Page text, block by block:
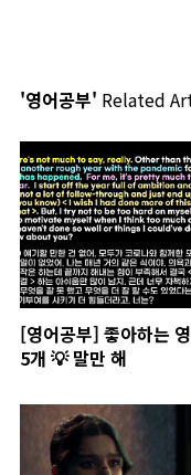
'영어공부' Related
[영어공부] 좋아하는
5개 💡 말만 해